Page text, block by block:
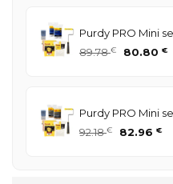
84.13 €.
Purdy PRO Mini
89.78€
Izvorna
89.78 €.
80.80 €
Purdy PRO Mini
92.18€
Izvorna
82.96 €